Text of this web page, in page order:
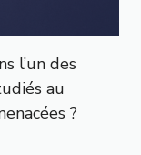
l’un des
au
?